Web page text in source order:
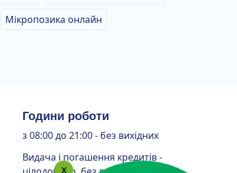
Мікропозика онлайн
Години роботи
з 08:00 до 21:00 - без вихідних
Видача і погашення кредитів -